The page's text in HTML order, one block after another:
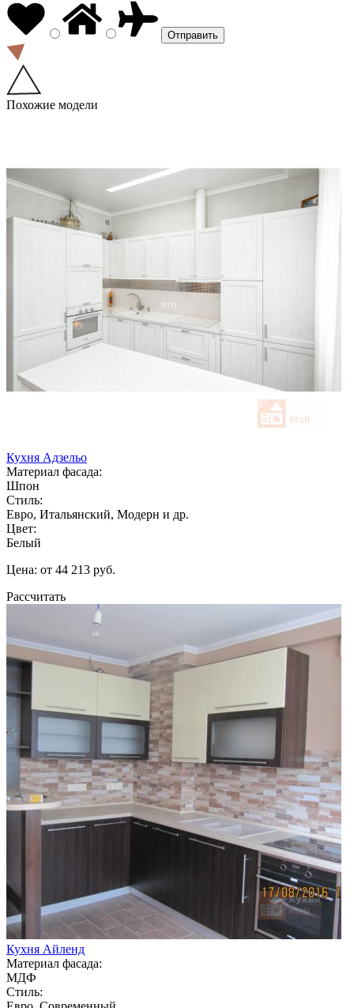
Похожие модели
Кухня Адзельо
Материал фасада:
Шпон
Стиль:
Евро, Итальянский, Модерн и др.
Цвет:
Белый
Цена: от 44 213 руб.
Рассчитать
Кухня Айленд
Материал фасада:
МДФ
Стиль: